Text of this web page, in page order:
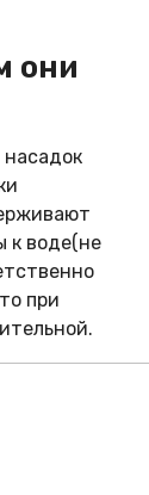
они
к воде(не
при